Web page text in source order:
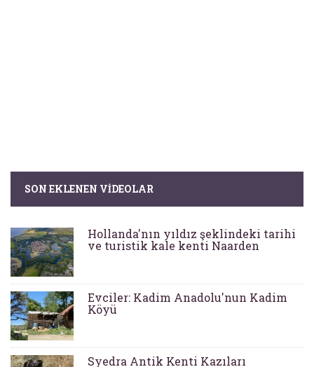
SON EKLENEN VIDEOLAR
Hollanda'nın yıldız şeklindeki tarihi
ve turistik kale kenti Naarden
Evciler: Kadim Anadolu'nun Kadim
Köyü
Syedra Antik Kenti Kazıları